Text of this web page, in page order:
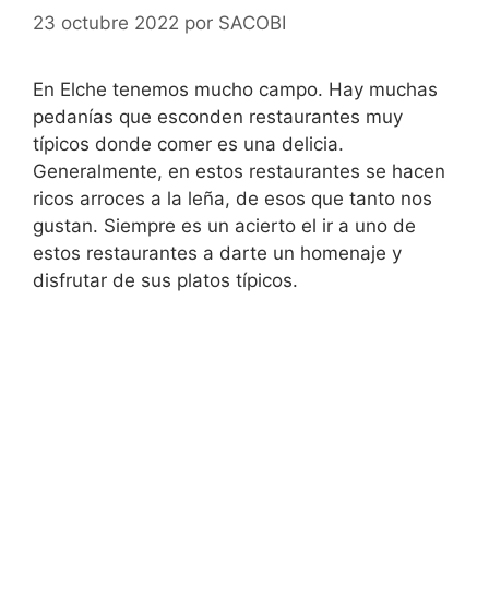
23 octubre 2022 por SACOBI
En Elche tenemos mucho campo. Hay muchas
pedanías que esconden restaurantes muy
típicos donde comer es una delicia.
Generalmente, en estos restaurantes se hacen
ricos arroces a la leña, de esos que tanto nos
gustan. Siempre es un acierto el ir a uno de
estos restaurantes a darte un homenaje y
disfrutar de sus platos típicos.